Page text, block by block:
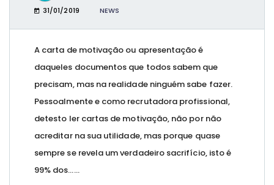
31/01/2019 NEWS
A carta de motivação ou apresentação é
daqueles documentos que todos sabem que
precisam, mas na realidade ninguém sabe fazer.
Pessoalmente e como recrutadora profissional,
detesto ler cartas de motivação, não por não
acreditar na sua utilidade, mas porque quase
sempre se revela um verdadeiro sacrifício, isto é
99% dos…...